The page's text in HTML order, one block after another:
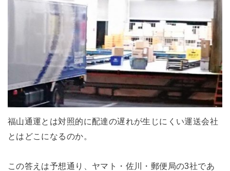
福山通運とは対照的に配達の遅れが生じにくい運送会社
とはどこになるのか。
この答えは予想通り、ヤマト・佐川・郵便局の3社であ